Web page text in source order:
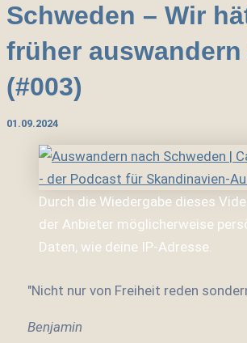
Schweden – Wir
früher
(#003)
01.09.2024
Durch die Wiedergabe dieses
der Anbieter möglicherweise
Daten, wie deine IP-Adresse.
"Nicht nur von Freiheit reden
Benjamin